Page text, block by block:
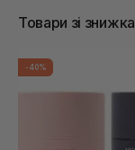
Товари зі
-40%